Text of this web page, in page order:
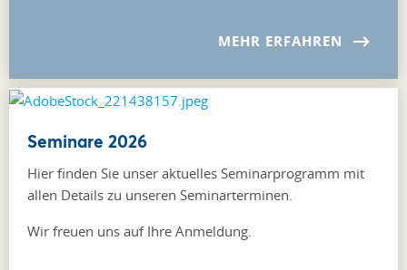
MEHR ERFAHREN
Seminare 2026
Hier finden Sie unser aktuelles Seminarprogramm mit
allen Details zu unseren Seminarterminen.
Wir freuen uns auf Ihre Anmeldung.